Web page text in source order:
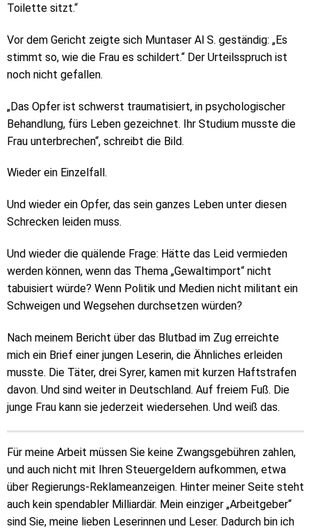
Toilette sitzt.“
Vor dem Gericht zeigte sich Muntaser Al S. geständig: „Es
stimmt so, wie die Frau es schildert.“ Der Urteilsspruch ist
noch nicht gefallen.
„Das Opfer ist schwerst traumatisiert, in psychologischer
Behandlung, fürs Leben gezeichnet. Ihr Studium musste die
Frau unterbrechen“, schreibt die Bild.
Wieder ein Einzelfall.
Und wieder ein Opfer, das sein ganzes Leben unter diesen
Schrecken leiden muss.
Und wieder die quälende Frage: Hätte das Leid vermieden
werden können, wenn das Thema „Gewaltimport“ nicht
tabuisiert würde? Wenn Politik und Medien nicht militant ein
Schweigen und Wegsehen durchsetzen würden?
Nach meinem Bericht über das Blutbad im Zug erreichte
mich ein Brief einer jungen Leserin, die Ähnliches erleiden
musste. Die Täter, drei Syrer, kamen mit kurzen Haftstrafen
davon. Und sind weiter in Deutschland. Auf freiem Fuß. Die
junge Frau kann sie jederzeit wiedersehen. Und weiß das.
Für meine Arbeit müssen Sie keine Zwangsgebühren zahlen,
und auch nicht mit Ihren Steuergeldern aufkommen, etwa
über Regierungs-Reklameanzeigen. Hinter meiner Seite steht
auch kein spendabler Milliardär. Mein einziger „Arbeitgeber“
sind Sie, meine lieben Leserinnen und Leser. Dadurch bin ich